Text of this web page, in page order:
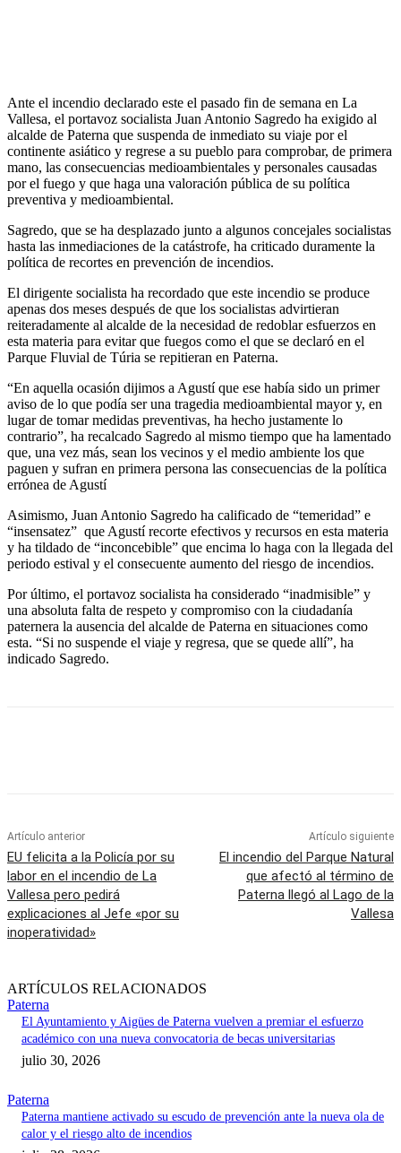
Ante el incendio declarado este el pasado fin de semana en La
Vallesa, el portavoz socialista Juan Antonio Sagredo ha exigido al
alcalde de Paterna que suspenda de inmediato su viaje por el
continente asiático y regrese a su pueblo para comprobar, de primera
mano, las consecuencias medioambientales y personales causadas
por el fuego y que haga una valoración pública de su política
preventiva y medioambiental.
Sagredo, que se ha desplazado junto a algunos concejales socialistas
hasta las inmediaciones de la catástrofe, ha criticado duramente la
política de recortes en prevención de incendios.
El dirigente socialista ha recordado que este incendio se produce
apenas dos meses después de que los socialistas advirtieran
reiteradamente al alcalde de la necesidad de redoblar esfuerzos en
esta materia para evitar que fuegos como el que se declaró en el
Parque Fluvial de Túria se repitieran en Paterna.
“En aquella ocasión dijimos a Agustí que ese había sido un primer
aviso de lo que podía ser una tragedia medioambiental mayor y, en
lugar de tomar medidas preventivas, ha hecho justamente lo
contrario”, ha recalcado Sagredo al mismo tiempo que ha lamentado
que, una vez más, sean los vecinos y el medio ambiente los que
paguen y sufran en primera persona las consecuencias de la política
errónea de Agustí
Asimismo, Juan Antonio Sagredo ha calificado de “temeridad” e
“insensatez” que Agustí recorte efectivos y recursos en esta materia
y ha tildado de “inconcebible” que encima lo haga con la llegada del
periodo estival y el consecuente aumento del riesgo de incendios.
Por último, el portavoz socialista ha considerado “inadmisible” y
una absoluta falta de respeto y compromiso con la ciudadanía
paternera la ausencia del alcalde de Paterna en situaciones como
esta. “Si no suspende el viaje y regresa, que se quede allí”, ha
indicado Sagredo.
Artículo anterior
EU felicita a la Policía por su
labor en el incendio de La
Vallesa pero pedirá
explicaciones al Jefe «por su
inoperatividad»
Artículo siguiente
El incendio del Parque Natural
que afectó al término de
Paterna llegó al Lago de la
Vallesa
ARTÍCULOS RELACIONADOS
Paterna
El Ayuntamiento y Aigües de Paterna vuelven a premiar el esfuerzo
académico con una nueva convocatoria de becas universitarias
julio 30, 2026
Paterna
Paterna mantiene activado su escudo de prevención ante la nueva ola de
calor y el riesgo alto de incendios